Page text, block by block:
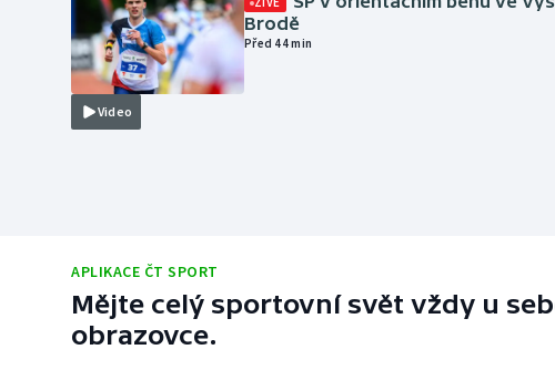
Video
Brodě
Před 44 min
APLIKACE ČT SPORT
Mějte celý sportovní svět vždy u
obrazovce.